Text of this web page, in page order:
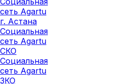
сеть Agartu
г. Астана
Социальная
сеть Agartu
СКО
Социальная
сеть Agartu
ЗКО